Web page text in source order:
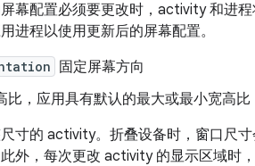
幕配置必须要更改时，activity 和进
进程以使用更新后的屏幕配置。
固定屏幕方向
比，应用具有默认的最大或最小宽高比
寸的 activity。折叠设备时，窗口尺寸
外，每次更改 activity 的显示区域时